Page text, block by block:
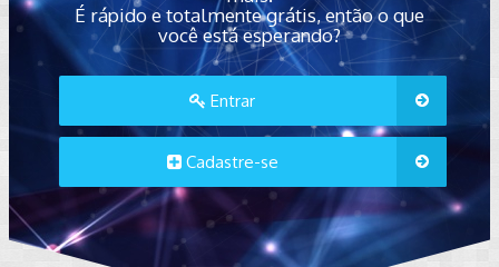
É rápido e totalmente grátis, então o que
você está esperando?
Entrar
Cadastre-se